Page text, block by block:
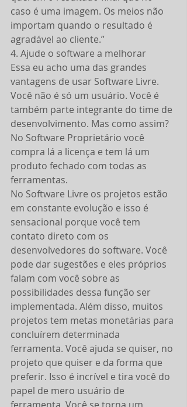
caso é uma imagem. Os meios não
importam quando o resultado é
agradável ao cliente.”
4. Ajude o software a melhorar
Essa eu acho uma das grandes
vantagens de usar Software Livre.
Você não é só um usuário. Você é
também parte integrante do time de
desenvolvimento. Mas como assim?
No Software Proprietário você
compra lá a licença e tem lá um
produto fechado com todas as
ferramentas.
No Software Livre os projetos estão
em constante evolução e isso é
sensacional porque você tem
contato direto com os
desenvolvedores do software. Você
pode dar sugestões e eles próprios
falam com você sobre as
possibilidades dessa função ser
implementada. Além disso, muitos
projetos tem metas monetárias para
concluírem determinada
ferramenta. Você ajuda se quiser, no
projeto que quiser e da forma que
preferir. Isso é incrível e tira você do
papel de mero usuário de